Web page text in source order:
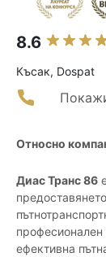
8.6
Късак, Dospat
Относно
Диас Транс 86
ефективна